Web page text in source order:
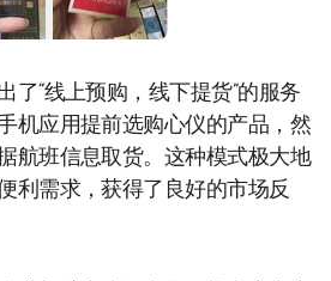
了“线上预购，线下提货”的服务
机应用提前选购心仪的产品，然
航班信息取货。这种模式极大地
利需求，获得了良好的市场反